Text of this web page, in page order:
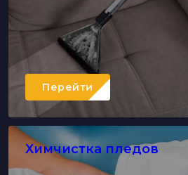
Перейти
Химчистка пледов